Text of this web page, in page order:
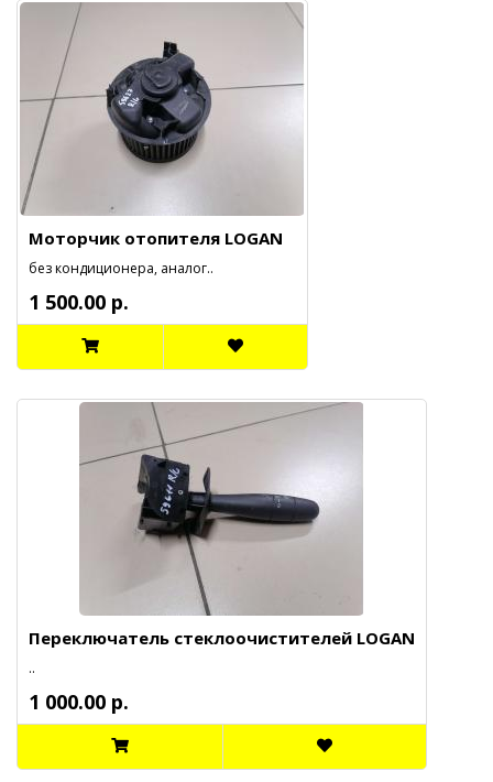
Моторчик отопителя LOGAN
без кондиционера, аналог..
1 500.00 р.
Переключатель стеклоочистителей LOGAN
..
1 000.00 р.